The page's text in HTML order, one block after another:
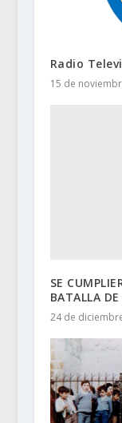
Radio
15 de
SE
BATALLA
24 de